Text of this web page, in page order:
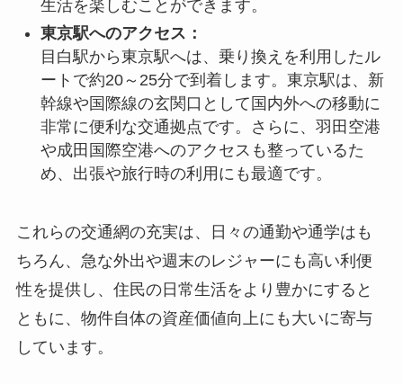
生活を楽しむことができます。
東京駅へのアクセス：
目白駅から東京駅へは、乗り換えを利用したル
ートで約20～25分で到着します。東京駅は、新
幹線や国際線の玄関口として国内外への移動に
非常に便利な交通拠点です。さらに、羽田空港
や成田国際空港へのアクセスも整っているた
め、出張や旅行時の利用にも最適です。
これらの交通網の充実は、日々の通勤や通学はも
ちろん、急な外出や週末のレジャーにも高い利便
性を提供し、住民の日常生活をより豊かにすると
ともに、物件自体の資産価値向上にも大いに寄与
しています。